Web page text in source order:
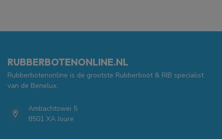
RUBBERBOTENONLINE.NL
Rubberbotenonline is de grootste Rubberboot & RIB specialist
van de Benelux.
Ambachtswei 5
8501 XA Joure